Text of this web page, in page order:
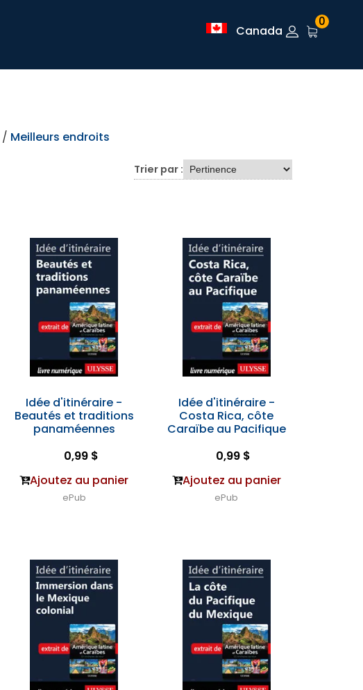
Canada
0
/ Meilleurs endroits
Trier par :
Idée d'itinéraire -
Beautés et traditions
panaméennes
0,99 $
Ajoutez au panier
ePub
Idée d'itinéraire -
Costa Rica, côte
Caraïbe au Pacifique
0,99 $
Ajoutez au panier
ePub